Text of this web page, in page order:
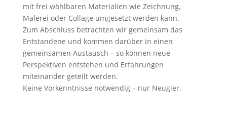
mit frei wählbaren Materialien wie Zeichnung,
Malerei oder Collage umgesetzt werden kann.
Zum Abschluss betrachten wir gemeinsam das
Entstandene und kommen darüber in einen
gemeinsamen Austausch – so können neue
Perspektiven entstehen und Erfahrungen
miteinander geteilt werden.
Keine Vorkenntnisse notwendig – nur Neugier.